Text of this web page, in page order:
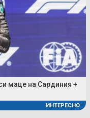
маце на Сардиния +
ИНТЕРЕСНО